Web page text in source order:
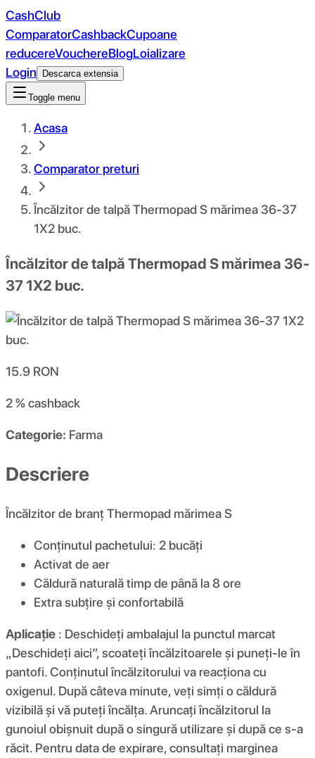
CashClub
ComparatorCashbackCupoane
reducereVouchereBlogLoializare
Login
Descarca extensia
Toggle menu
Acasa
Comparator preturi
Încălzitor de talpă Thermopad S mărimea 36-37
1X2 buc.
Încălzitor de talpă Thermopad S mărimea 36-
37 1X2 buc.
15.9 RON
2 %cashback
Categorie: Farma
Descriere
Încălzitor de branț Thermopad mărimea S
Conținutul pachetului: 2 bucăți
Activat de aer
Căldură naturală timp de până la 8 ore
Extra subțire și confortabilă
Aplicație : Deschideți ambalajul la punctul marcat
„Deschideți aici”, scoateți încălzitoarele și puneți-le în
pantofi. Conținutul încălzitorului va reacționa cu
oxigenul. După câteva minute, veți simți o căldură
vizibilă și vă puteți încălța. Aruncați încălzitorul la
gunoiul obișnuit după o singură utilizare și după ce s-a
răcit. Pentru data de expirare, consultați marginea